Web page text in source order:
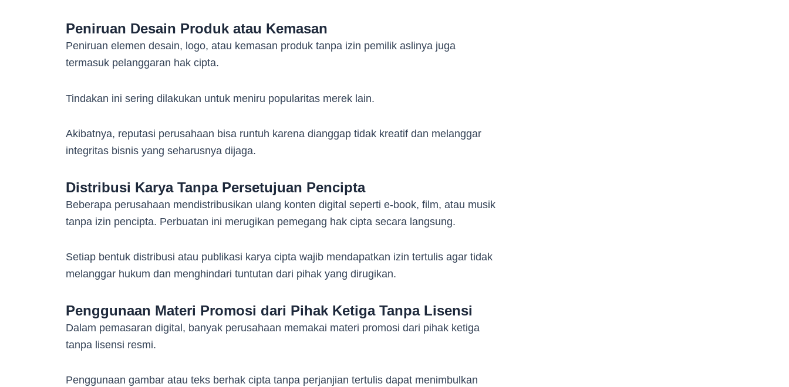
Peniruan Desain Produk atau Kemasan
Peniruan elemen desain, logo, atau kemasan produk tanpa izin pemilik aslinya juga
termasuk pelanggaran hak cipta.
Tindakan ini sering dilakukan untuk meniru popularitas merek lain.
Akibatnya, reputasi perusahaan bisa runtuh karena dianggap tidak kreatif dan melanggar
integritas bisnis yang seharusnya dijaga.
Distribusi Karya Tanpa Persetujuan Pencipta
Beberapa perusahaan mendistribusikan ulang konten digital seperti e-book, film, atau musik
tanpa izin pencipta. Perbuatan ini merugikan pemegang hak cipta secara langsung.
Setiap bentuk distribusi atau publikasi karya cipta wajib mendapatkan izin tertulis agar tidak
melanggar hukum dan menghindari tuntutan dari pihak yang dirugikan.
Penggunaan Materi Promosi dari Pihak Ketiga Tanpa Lisensi
Dalam pemasaran digital, banyak perusahaan memakai materi promosi dari pihak ketiga
tanpa lisensi resmi.
Penggunaan gambar atau teks berhak cipta tanpa perjanjian tertulis dapat menimbulkan